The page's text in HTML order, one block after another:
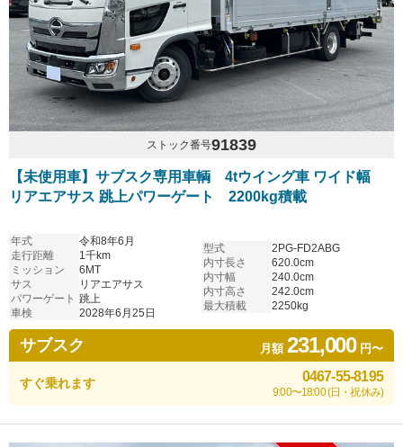
ストック番号91839
【未使用車】サブスク専用車輌 4tウイング車 ワイド幅
リアエアサス 跳上パワーゲート 2200kg積載
年式
令和8年6月
走行距離
1千km
ミッション
6MT
サス
リアエアサス
パワーゲート 跳上
車検
2028年6月25日
型式
2PG-FD2ABG
内寸長さ
620.0cm
内寸幅
240.0cm
内寸高さ
242.0cm
最大積載
2250kg
サブスク 月額231,000円〜
すぐ乗れます 0467-55-8195
9:00〜18:00 (日・祝休み)